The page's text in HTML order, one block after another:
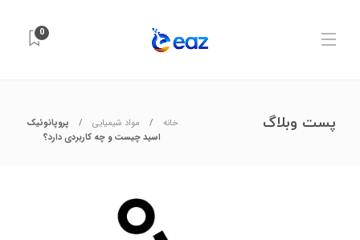
0
پست وبلاگ خانه مواد شیمیایی
پروپانوئیک
اسید چیست و چه کاربردی دارد؟